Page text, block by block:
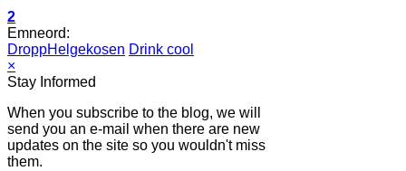
2
Emneord:
DroppHelgekosen Drink cool
×
Stay Informed
When you subscribe to the blog, we will
send you an e-mail when there are new
updates on the site so you wouldn't miss
them.